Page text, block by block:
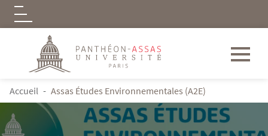
Aller au contenu principal
Logo
FIL D'ARIANE
Accueil Assas Études Environnementales (A2E)